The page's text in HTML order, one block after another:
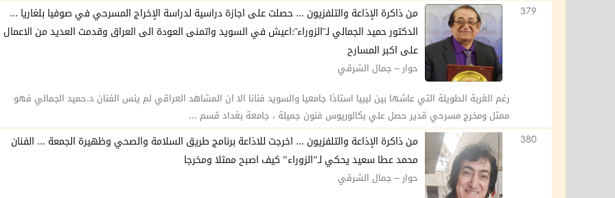
379
من ذاكرة الإذاعة والتلفزيون ... حصلت على اجازة دراسية لدراسة الإخراج المسرحي في صوفيا بلغاريا ...
الدكتور حميد الجمالي لـ"الزوراء":اعيش في السويد واتمنى العودة الى العراق وقدمت العديد من الاعمال
على اكبر المسارح
حوار – جمال الشرقي
رغم الغربة الطويلة التي عاشها بين ليبيا استاذا جامعيا والسويد فنانا الا ان المشاهد العراقي لم ينس الفنان د.حميد الجمالي فهو
ممثل ومخرج مسرحي قدير حصل علي بكالوريوس فنون جميلة ، جامعة بغداد قسم ...
380
من ذاكرة الإذاعة والتلفزيون ... اخرجت للاذاعة برنامج طريق السلامة والصحي وظهيرة الجمعة ... الفنان
محمد عطا سعيد يحكي لـ”الزوراء” كيف اصبح ممثلا ومخرجا
حوار – جمال الشرقي